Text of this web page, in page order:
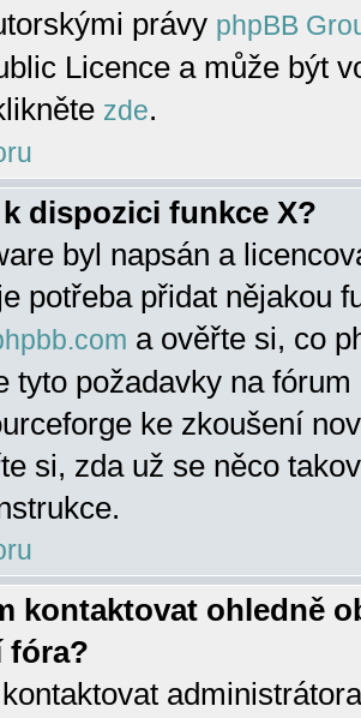
právy phpBB
Licence a může být
zde.
dispozici funkce X?
byl napsán a
potřeba přidat nějakou
a ověřte si, co
tyto požadavky na
ke zkoušení
si, zda už se něco
kontaktovat ohledně
fóra?